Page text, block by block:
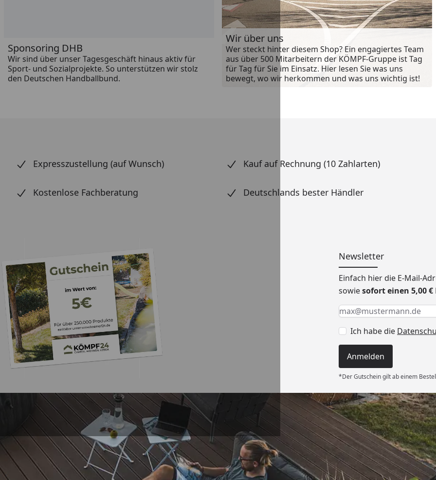
Sponsoring DHB
Wir sind über unser Tagesgeschäft hinaus aktiv für
Sport- und Sozialprojekte. So unterstützen wir stolz
den Deutschen Handballbund.
Wir über uns
Wer steckt hinter diesem Shop? Ein engagiertes Team
aus über 500 Mitarbeitern der KÖMPF-Gruppe ist Tag
für Tag für Sie im Einsatz. Hier lesen Sie was uns
bewegt, wo wir herkommen und was uns wichtig ist!
Expresszustellung (auf Wunsch) Kauf auf Rechnung (10 Zahlarten)
Kostenlose Fachberatung Deutschlands bester Händler
Newsletter
Einfach hier die E-Mail-
sowiesofort einen 5,00
Keine Eingabe erforderlich
Eingabe erforderlich
E-Mail *
Ich habe die
Anmelden
*Der Gutschein gilt ab einem
Trusted Shops
4,93/ 5
Sehr gut
„Schnelle Lieferung und gut
verpackt. Gerne wieder!“
11.05.2026
Versand